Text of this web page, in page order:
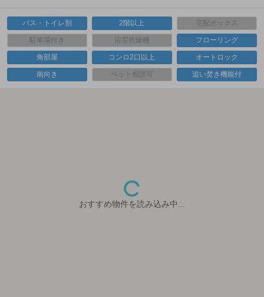
バス・トイレ別 2階以上 宅配ボックス
駐車場付き 浴室乾燥機 フローリング
角部屋 コンロ2口以上 オートロック
南向き ペット相談可 追い焚き機能付
おすすめ物件を読み込み中...